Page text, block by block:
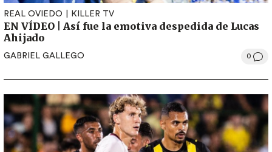
REAL OVIEDO KILLER TV
EN VÍDEO | Así fue la emotiva despedida de Lucas
Ahijado
GABRIEL GALLEGO 0